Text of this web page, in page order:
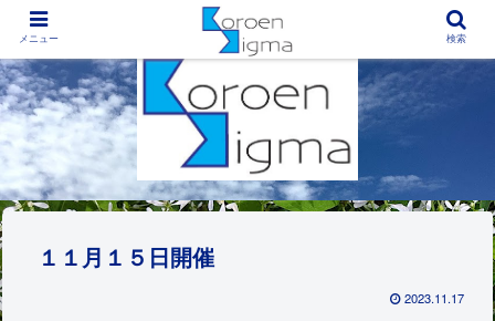
西宮市香櫨園地区にある子どもの居場所
１１月１５日開催
2023.11.17
メニュー 検索